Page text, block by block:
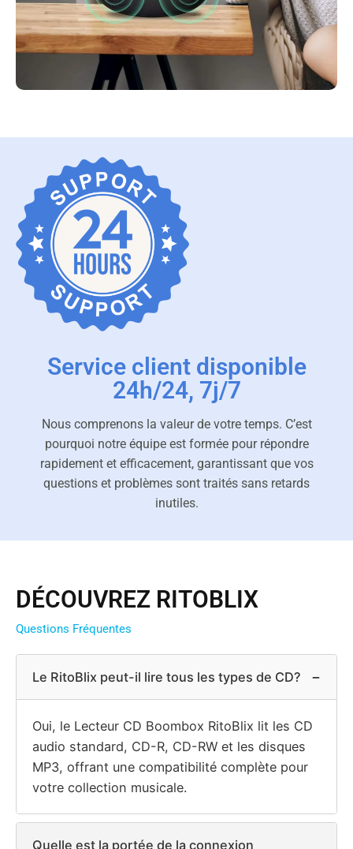
Service client disponible
24h/24, 7j/7
Nous comprenons la valeur de votre temps. C’est
pourquoi notre équipe est formée pour répondre
rapidement et efficacement, garantissant que vos
questions et problèmes sont traités sans retards
inutiles.
DÉCOUVREZ RITOBLIX
Questions Fréquentes
Le RitoBlix peut-il lire tous les types de CD? −
Oui, le Lecteur CD Boombox RitoBlix lit les CD
audio standard, CD-R, CD-RW et les disques
MP3, offrant une compatibilité complète pour
votre collection musicale.
Quelle est la portée de la connexion